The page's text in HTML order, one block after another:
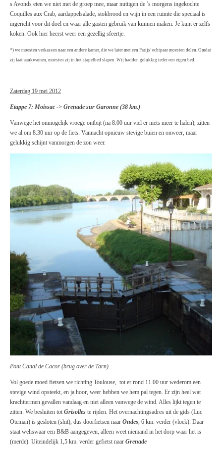
s Avonds eten we niet met de groep mee, maar nuttigen de ’s morgens ingekochte
Coquilles aux Crab, aardappelsalade, stokbrood en wijn in een ruimte die speciaal is
ingericht voor dit doel en waar alle gasten gebruik van kunnen maken. Je kunt er zelfs
koken. Ook hier heerst weer een gezellig sfeertje.
*) we moesten verkassen naar een andere kamer, die we later met een Parijs’ echtpaar moesten delen. Omdat
zij laat aankwamen, moesten zij in het stapelbed slapen. Wij hadden gelukkig ieder een eigen bed.
Zaterdag 19 mei 2012
Etappe 7: Moissac -> Grenade sur Garonne (38 km.)
Vanwege het onmogelijk vroege ontbijt (na 8.00 uur viel er niets meer te halen), zitten
we al om 8.30 uur op de fiets. Vannacht opnieuw stevige buien en onweer, maar
gelukkig schijnt vanmorgen de zon weer.
Pont Canal de Cacor (brug over de Tarn)
Vol goede moed fietsen we richting Toulouse, tot er rond 11.00 uur wederom een
stevige wind opsteekt, en ja hoor, weer hebben we hem pal tegen. Er zijn heel wat
krachttermen gevallen vandaag en niet alleen vanwege de wind. Alles lijkt tegen te
zitten. We besluiten tot Grisolles te rijden. Het overnachtingsadres uit de gids (Luc
Oteman) is gesloten (shit), dus doorfietsen naar Ondes, 6 km. verder (vloek). Daar
staat weliswaar een B&B aangegeven, alleen weet niemand in het dorp waar het is
(merde). Uiteindelijk 1,5 km. verder gefietst naar Grenade